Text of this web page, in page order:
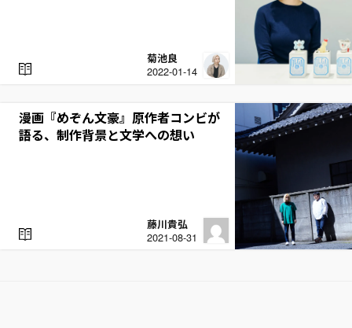
菊池良
2022-01-14
R
E
漫画『めぞん文豪』原作者コンビが
語る、制作背景と文学への想い
藤川貴弘
2021-08-31